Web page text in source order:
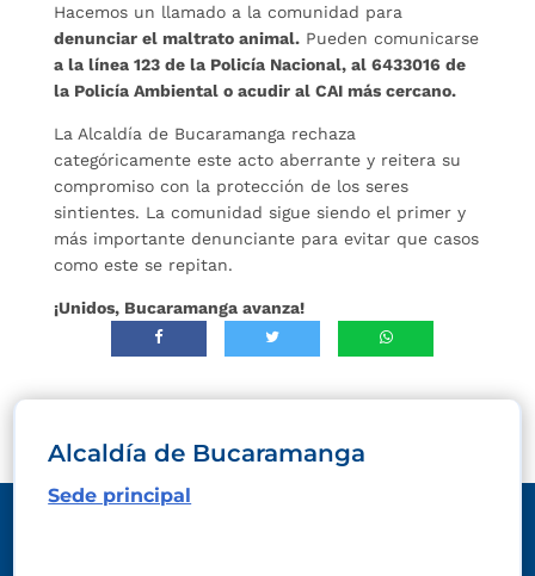
Hacemos un llamado a la comunidad para
denunciar el maltrato animal.Pueden comunicarse
a la línea 123 de la Policía Nacional, al 6433016 de
la Policía Ambiental o acudir al CAI más cercano.
La Alcaldía de Bucaramanga rechaza
categóricamente este acto aberrante y reitera su
compromiso con la protección de los seres
sintientes. La comunidad sigue siendo el primer y
más importante denunciante para evitar que casos
como este se repitan.
¡Unidos, Bucaramanga avanza!
Alcaldía de Bucaramanga
Sede principal